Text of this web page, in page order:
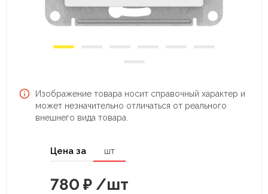
Изображение товара носит справочный характер и
может незначительно отличаться от реального
внешнего вида товара.
Цена за шт
780 ₽ /шт